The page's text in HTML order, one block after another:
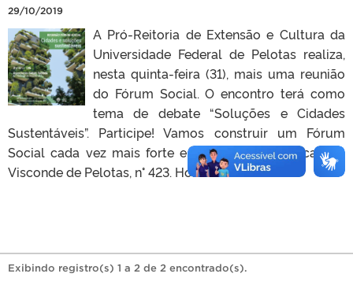
29/10/2019
A Pró-Reitoria de Extensão e Cultura da
Universidade Federal de Pelotas realiza,
nesta quinta-feira (31), mais uma reunião
do Fórum Social. O encontro terá como
tema de debate “Soluções e Cidades
Sustentáveis”. Participe! Vamos construir um Fórum
Social cada vez mais forte e representativo. Local: Av.
Visconde de Pelotas, n° 423. Horário: 18h.
Exibindo registro(s) 1 a 2 de 2 encontrado(s).